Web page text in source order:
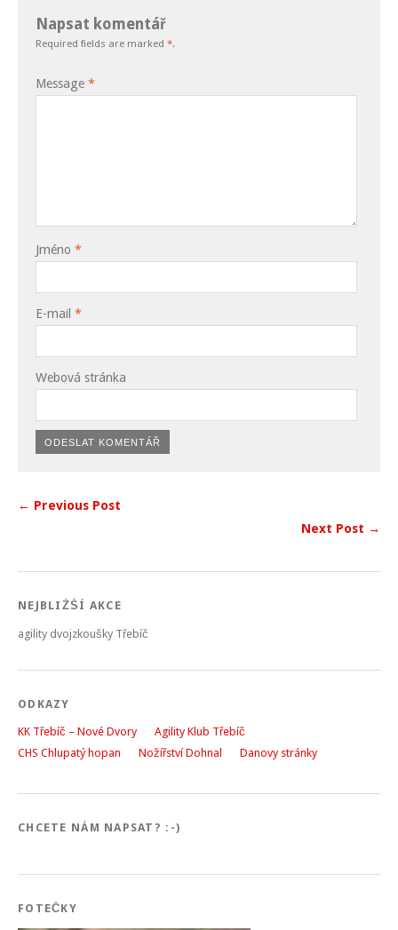
Napsat komentář
Required fields are marked *.
Message *
Jméno *
E-mail *
Webová stránka
← Previous Post
Next Post →
NEJBLIŽŠÍ AKCE
agility dvojzkoušky Třebíč
ODKAZY
KK Třebíč – Nové Dvory
Agility Klub Třebíč
CHS Chlupatý hopan
Nožířství Dohnal Danovy stránky
CHCETE NÁM NAPSAT? :-)
FOTEČKY